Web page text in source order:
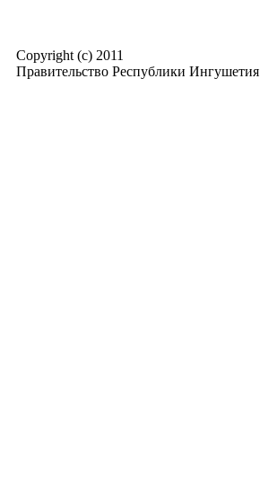
Copyright (c) 2011
Правительство Республики Ингушетия